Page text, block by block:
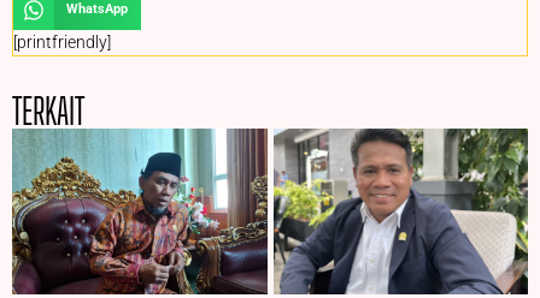
WhatsApp
[printfriendly]
TERKAIT